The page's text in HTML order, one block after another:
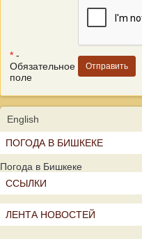
* -
Обязательное
поле
English
ПОГОДА В БИШКЕКЕ
Погода в Бишкеке
ССЫЛКИ
ЛЕНТА НОВОСТЕЙ